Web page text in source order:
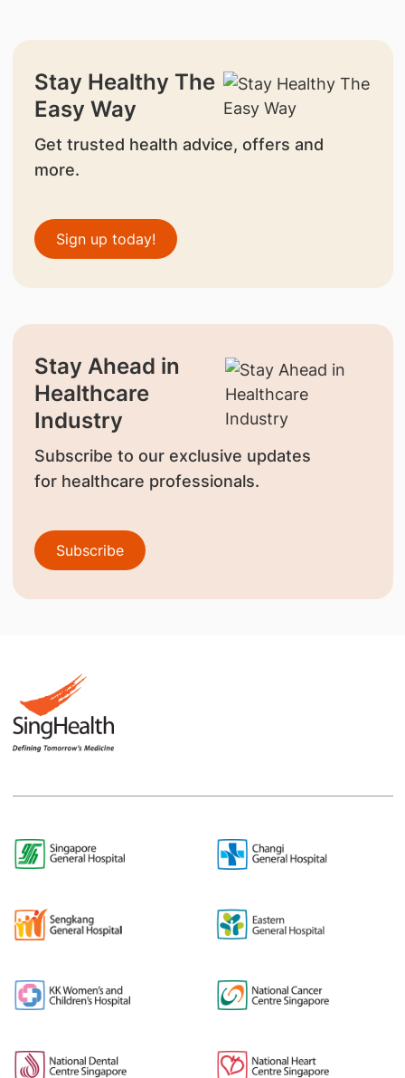
Stay Healthy The
Easy Way
Get trusted health advice, offers and
more.
Sign up today!
Stay Ahead in
Healthcare
Industry
Subscribe to our exclusive updates
for healthcare professionals.
Subscribe